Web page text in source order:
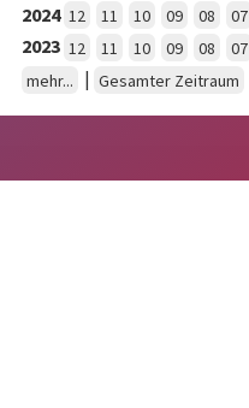
2024 12 11 10 09 08 07
2023 12 11 10 09 08 07
mehr...
| Gesamter Zeitraum